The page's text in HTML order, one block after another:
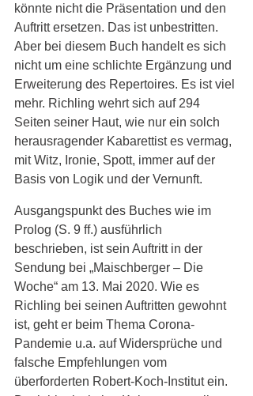
könnte nicht die Präsentation und den
Auftritt ersetzen. Das ist unbestritten.
Aber bei diesem Buch handelt es sich
nicht um eine schlichte Ergänzung und
Erweiterung des Repertoires. Es ist viel
mehr. Richling wehrt sich auf 294
Seiten seiner Haut, wie nur ein solch
herausragender Kabarettist es vermag,
mit Witz, Ironie, Spott, immer auf der
Basis von Logik und der Vernunft.
Ausgangspunkt des Buches wie im
Prolog (S. 9 ff.) ausführlich
beschrieben, ist sein Auftritt in der
Sendung bei „Maischberger – Die
Woche“ am 13. Mai 2020. Wie es
Richling bei seinen Auftritten gewohnt
ist, geht er beim Thema Corona-
Pandemie u.a. auf Widersprüche und
falsche Empfehlungen vom
überforderten Robert-Koch-Institut ein.